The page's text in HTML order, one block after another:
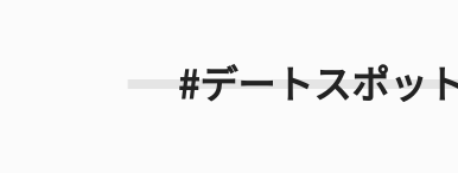
#デートスポッ